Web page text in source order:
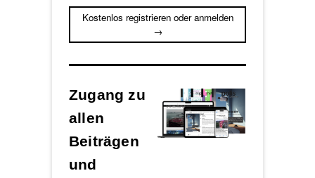
Kostenlos registrieren oder anmelden
→
Zugang zu
allen
Beiträgen
und